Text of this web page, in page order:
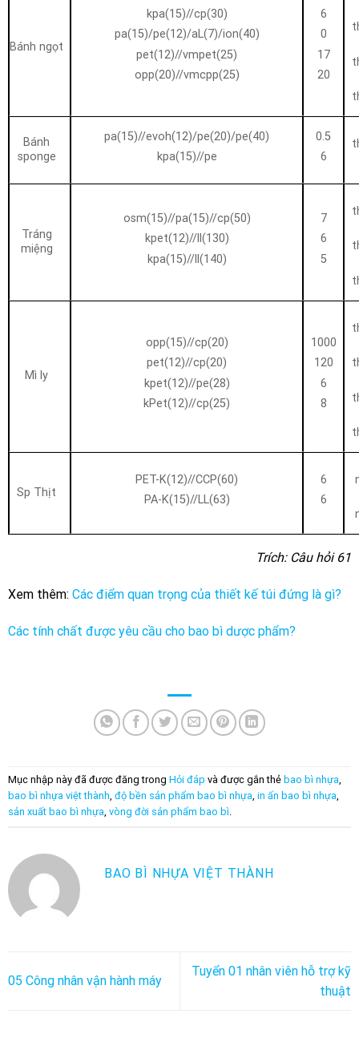
Bánh ngọt
kpa(15)//cp(30)
pa(15)/pe(12)/aL(7)/ion(40)
pet(12)//vmpet(25)
opp(20)//vmcpp(25)
6
0
17
20
Bánh
sponge
pa(15)//evoh(12)/pe(20)/pe(40)
kpa(15)//pe
0.5
6
Tráng
miệng
osm(15)//pa(15)//cp(50)
kpet(12)//ll(130)
kpa(15)//ll(140)
7
6
5
Mì ly
opp(15)//cp(20)
pet(12)//cp(20)
kpet(12)//pe(28)
kPet(12)//cp(25)
1000
120
6
8
Sp Thịt
PET-K(12)//CCP(60)
PA-K(15)//LL(63)
6
6
Trích: Câu hỏi 61
Xem thêm: Các điểm quan trọng của thiết kế túi đứng là gì?
Các tính chất được yêu cầu cho bao bì dược phẩm?
Mục nhập này đã được đăng trong Hỏi đáp và được gắn thẻ bao bì nhựa
bao bì nhựa việt thành độ bền sản phẩm bao bì nhựa in ấn bao bì nhựa
sản xuất bao bì nhựa vòng đời sản phẩm bao bì
BAO BÌ NHỰA VIỆT THÀNH
05 Công nhân vận hành máy
Tuyển 01 nhân viên hỗ trợ kỹ
thuật